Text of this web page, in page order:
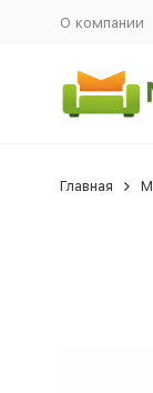
О компании
Главная